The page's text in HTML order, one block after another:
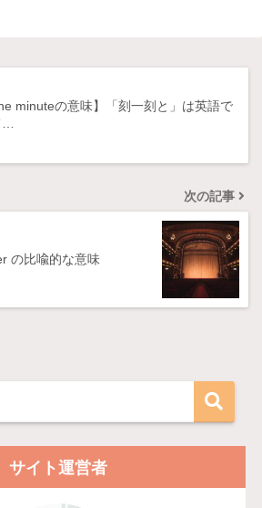
minuteの意味】「刻一刻と」は英語で
次の記事
の比喩的な意味
サイト運営者